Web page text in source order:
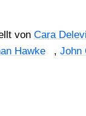
von Cara
Haw­ke , John